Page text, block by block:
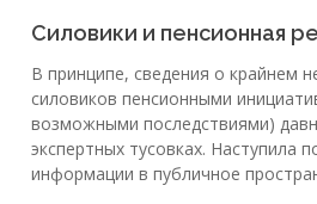
Силовики и пенсионная
В принципе, сведения о крайнем
силовиков пенсионными
возможными последствиями)
экспертных тусовках. Наступила
информации в публичное